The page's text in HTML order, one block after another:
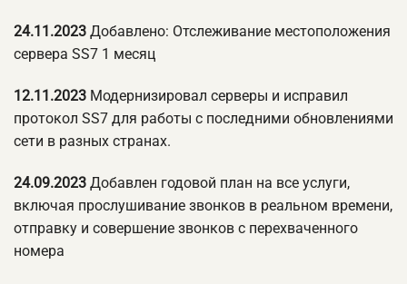
24.11.2023 Добавлено: Отслеживание местоположения
сервера SS7 1 месяц
12.11.2023 Модернизировал серверы и исправил
протокол SS7 для работы с последними обновлениями
сети в разных странах.
24.09.2023 Добавлен годовой план на все услуги,
включая прослушивание звонков в реальном времени,
отправку и совершение звонков с перехваченного
номера